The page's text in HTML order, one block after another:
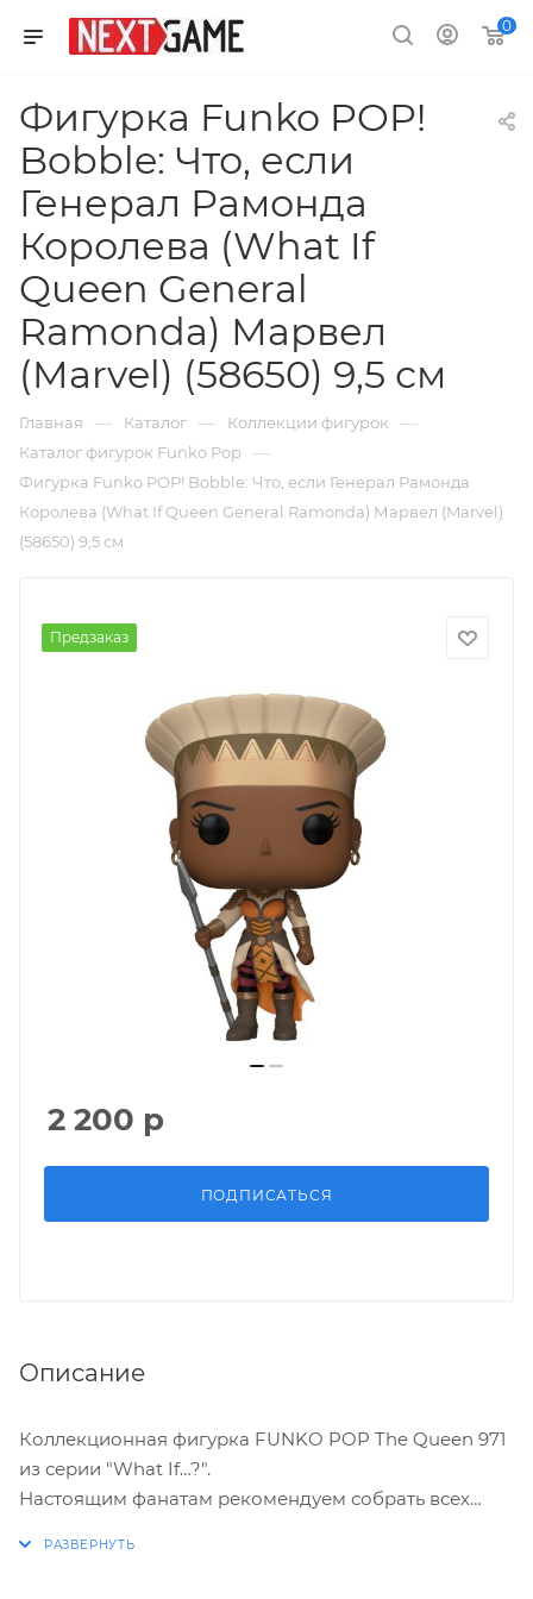
0
Фигурка Funko POP!
Bobble: Что, если
Генерал Рамонда
Королева (What If
Queen General
Ramonda) Марвел
(Marvel) (58650) 9,5 см
Главная — Каталог — Коллекции фигурок —
Каталог фигурок Funko Pop —
Фигурка Funko POP! Bobble: Что, если Генерал Рамонда
Королева (What If Queen General Ramonda) Марвел (Marvel)
(58650) 9,5 см
Предзаказ
2 200 р
ПОДПИСАТЬСЯ
Описание
Коллекционная фигурка FUNKO POP The Queen 971
из серии "What If…?".
Настоящим фанатам рекомендуем собрать всех